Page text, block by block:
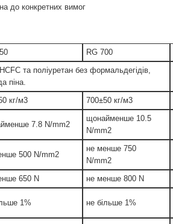
до конкретних вимог
RG 700
та поліуретан без формальдегідів,
піна.
кг/м3 700±50 кг/м3
7.8 N/mm2
щонайменше 10.5
N/mm2
500 N/mm2
не менше 750
N/mm2
650 N
не менше 800 N
1% не більше 1%